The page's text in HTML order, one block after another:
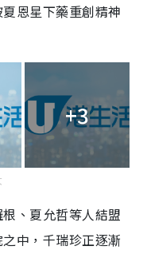
恩星下藥重創精神
+3
、夏允哲等人結盟
中，千瑞珍正逐漸